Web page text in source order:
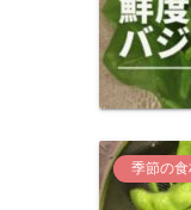
季節の